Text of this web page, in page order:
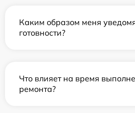
Каким образом меня
готовности?
Что влияет на время
ремонта?